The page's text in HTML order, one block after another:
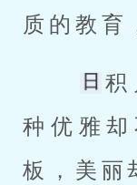
质的教育
种优雅
板，美丽